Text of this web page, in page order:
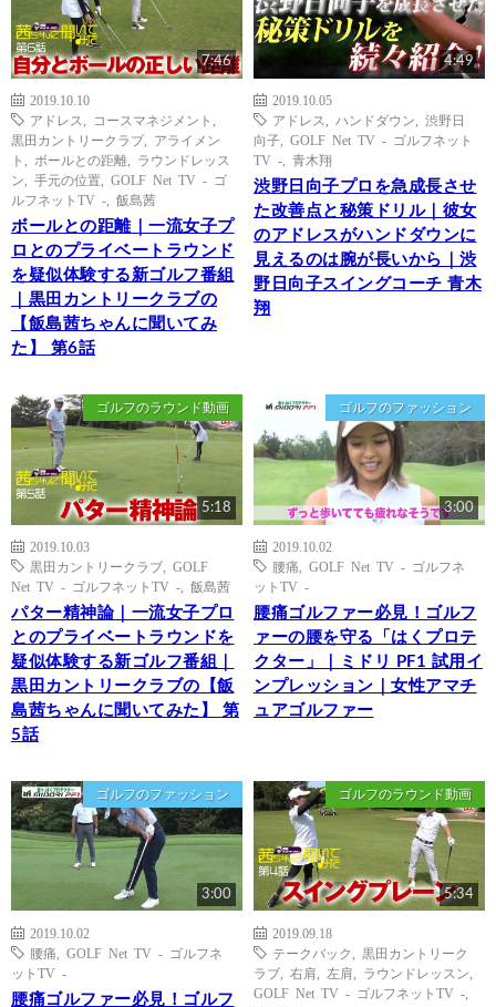
7:46
2019.10.10
アドレス
コースマネジメント
黒田カントリークラブ
アライメン
ト
ボールとの距離
ラウンドレッス
ン
手元の位置
GOLF Net TV - ゴ
ルフネットTV -
飯島茜
ボールとの距離｜一流女子プ
ロとのプライベートラウンド
を疑似体験する新ゴルフ番組
｜黒田カントリークラブの
【飯島茜ちゃんに聞いてみ
た】 第6話
4:49
2019.10.05
アドレス
ハンドダウン
渋野日
向子
GOLF Net TV - ゴルフネット
TV -
青木翔
渋野日向子プロを急成長させ
た改善点と秘策ドリル｜彼女
のアドレスがハンドダウンに
見えるのは腕が長いから｜渋
野日向子スイングコーチ 青木
翔
ゴルフのラウンド動画
5:18
2019.10.03
黒田カントリークラブ
GOLF
Net TV - ゴルフネットTV -
飯島茜
パター精神論｜一流女子プロ
とのプライベートラウンドを
疑似体験する新ゴルフ番組｜
黒田カントリークラブの【飯
島茜ちゃんに聞いてみた】 第
5話
ゴルフのファッション
3:00
2019.10.02
腰痛
GOLF Net TV - ゴルフネ
ットTV -
腰痛ゴルファー必見！ゴルフ
ァーの腰を守る「はくプロテ
クター」｜ミドリ PF1 試用イ
ンプレッション｜女性アマチ
ュアゴルファー
ゴルフのファッション
3:00
2019.10.02
腰痛
GOLF Net TV - ゴルフネ
ットTV -
腰痛ゴルファー必見！ゴルフ
ゴルフのラウンド動画
5:34
2019.09.18
テークバック
黒田カントリーク
ラブ
右肩 左肩 ラウンドレッスン
GOLF Net TV - ゴルフネットTV -